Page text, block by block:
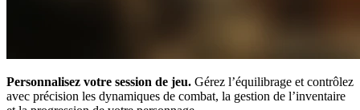
Personnalisez votre session de jeu. Gérez l’équilibrage et contrôlez
avec précision les dynamiques de combat, la gestion de l’inventaire